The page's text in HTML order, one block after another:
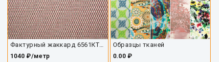
1040 ₽/метр
Образцы тканей
0.00 ₽